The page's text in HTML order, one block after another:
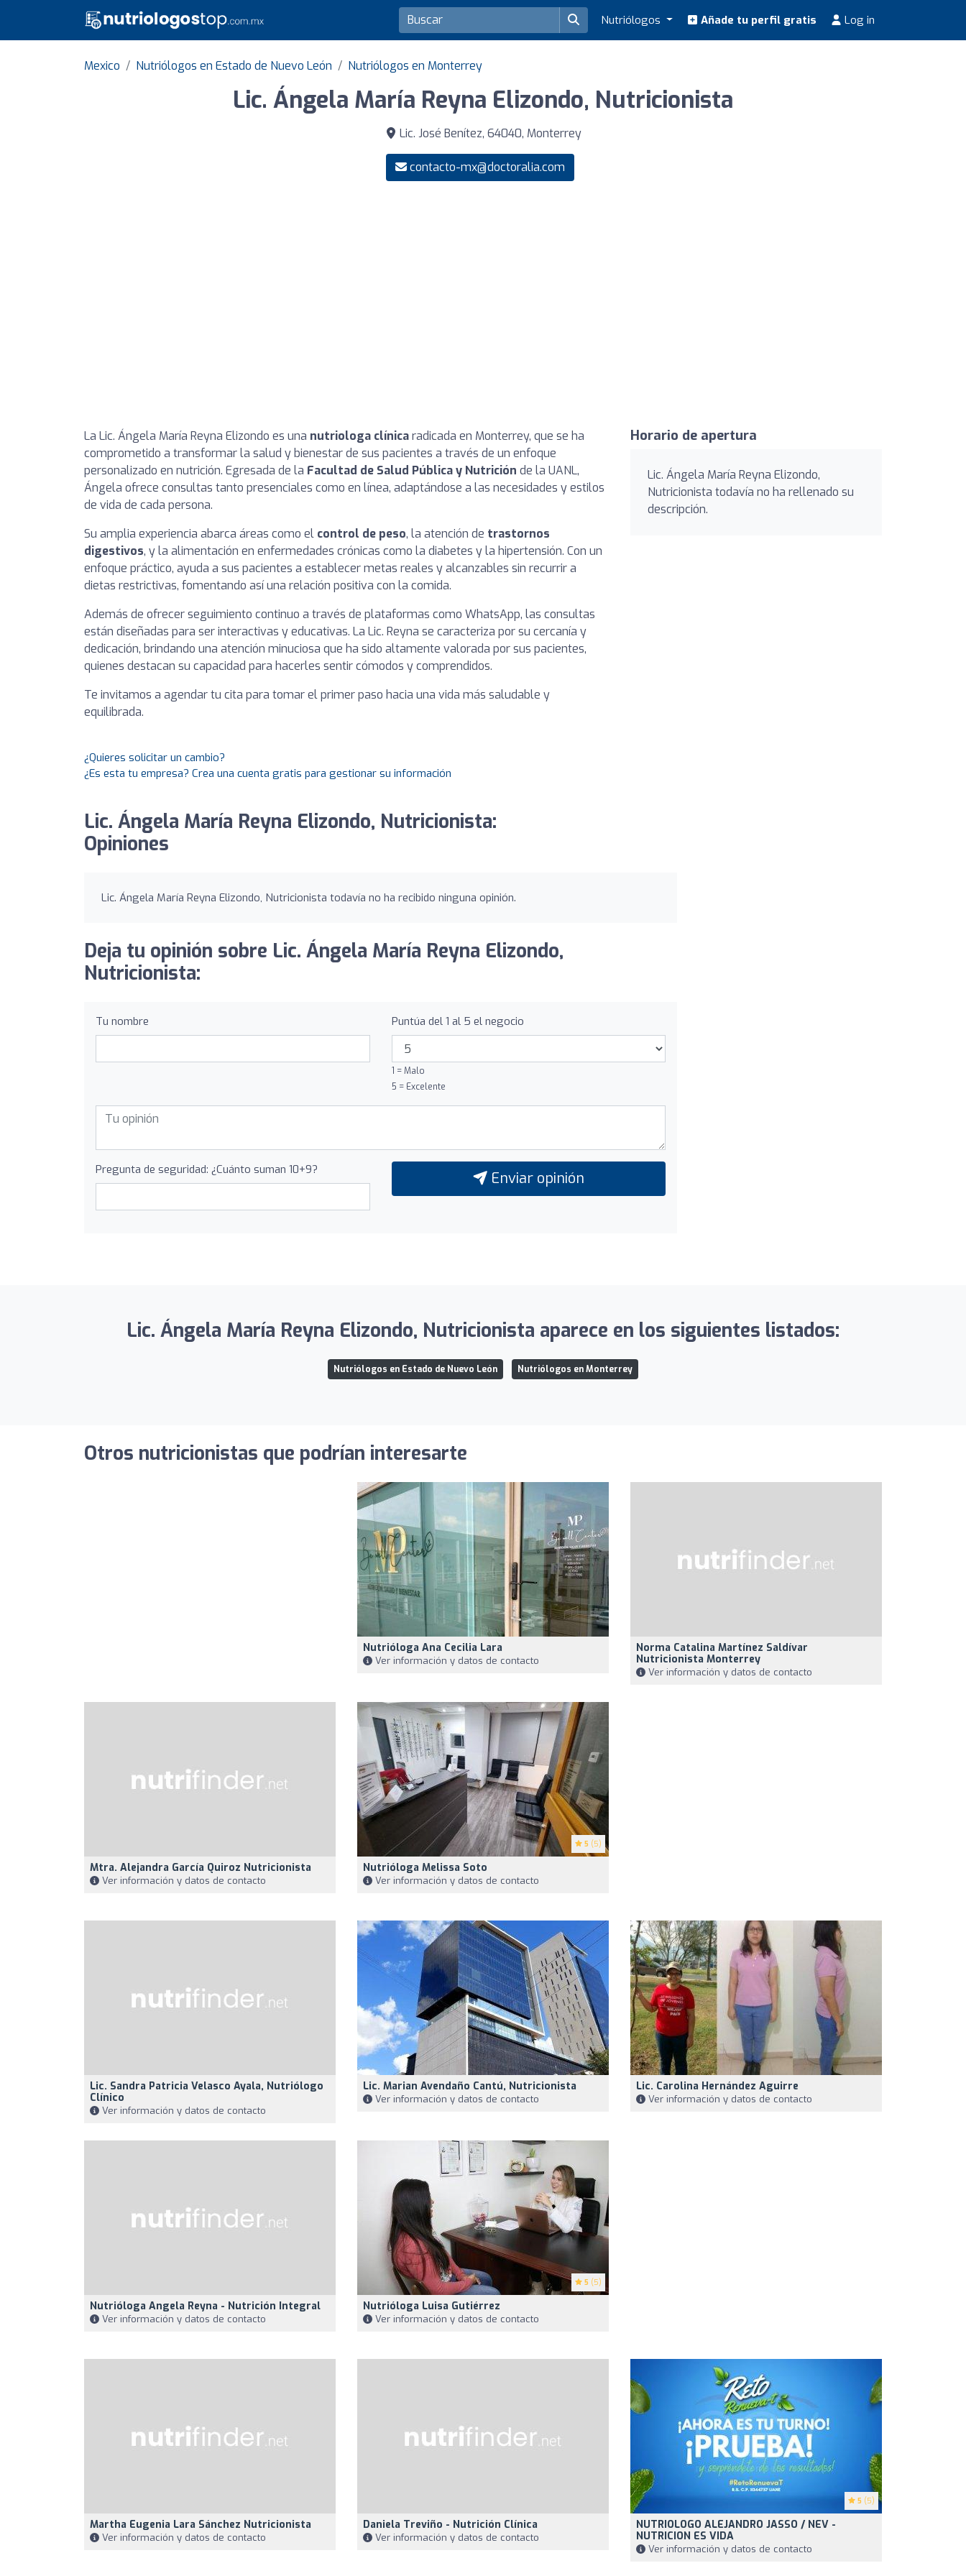
Nutriólogos Añade tu perfil gratis Log in
Mexico Nutriólogos en Estado de Nuevo León Nutriólogos en Monterrey
Lic. Ángela María Reyna Elizondo, Nutricionista
Lic. José Benítez, 64040, Monterrey
contacto-mx@doctoralia.com
La Lic. Ángela María Reyna Elizondo es una nutriologa clínicaradicada en Monterrey, que se ha
comprometido a transformar la salud y bienestar de sus pacientes a través de un enfoque
personalizado en nutrición. Egresada de la Facultad de Salud Pública y Nutrición de la UANL,
Ángela ofrece consultas tanto presenciales como en línea, adaptándose a las necesidades y estilos
de vida de cada persona.
Su amplia experiencia abarca áreas como el control de peso, la atención de trastornos
digestivos, y la alimentación en enfermedades crónicas como la diabetes y la hipertensión. Con un
enfoque práctico, ayuda a sus pacientes a establecer metas reales y alcanzables sin recurrir a
dietas restrictivas, fomentando así una relación positiva con la comida.
Además de ofrecer seguimiento continuo a través de plataformas como WhatsApp, las consultas
están diseñadas para ser interactivas y educativas. La Lic. Reyna se caracteriza por su cercanía y
dedicación, brindando una atención minuciosa que ha sido altamente valorada por sus pacientes,
quienes destacan su capacidad para hacerles sentir cómodos y comprendidos.
Te invitamos a agendar tu cita para tomar el primer paso hacia una vida más saludable y
equilibrada.
Horario de apertura
Lic. Ángela María Reyna Elizondo,
Nutricionista todavía no ha rellenado su
descripción.
¿Quieres solicitar un cambio?
¿Es esta tu empresa? Crea una cuenta gratis para gestionar su información
Lic. Ángela María Reyna Elizondo, Nutricionista:
Opiniones
Lic. Ángela María Reyna Elizondo, Nutricionista todavía no ha recibido ninguna opinión.
Deja tu opinión sobre Lic. Ángela María Reyna Elizondo,
Nutricionista:
Tu nombre Puntúa del 1 al 5 el negocio
1 = Malo
5 = Excelente
Pregunta de seguridad: ¿Cuánto suman 10+9? Enviar opinión
Lic. Ángela María Reyna Elizondo, Nutricionista aparece en los siguientes listados:
Nutriólogos en Estado de Nuevo León Nutriólogos en Monterrey
Otros nutricionistas que podrían interesarte
Nutrióloga Ana Cecilia Lara
Ver información y datos de contacto
Norma Catalina Martínez Saldívar
Nutricionista Monterrey
Ver información y datos de contacto
Mtra. Alejandra García Quiroz Nutricionista
Ver información y datos de contacto
5 (5)
Nutrióloga Melissa Soto
Ver información y datos de contacto
Lic. Sandra Patricia Velasco Ayala, Nutriólogo
Clínico
Ver información y datos de contacto
Lic. Marian Avendaño Cantú, Nutricionista
Ver información y datos de contacto
Lic. Carolina Hernández Aguirre
Ver información y datos de contacto
Nutrióloga Angela Reyna - Nutrición Integral
Ver información y datos de contacto
5 (5)
Nutrióloga Luisa Gutiérrez
Ver información y datos de contacto
Martha Eugenia Lara Sánchez Nutricionista
Ver información y datos de contacto
Daniela Treviño - Nutrición Clínica
Ver información y datos de contacto
5 (5)
NUTRIOLOGO ALEJANDRO JASSO / NEV -
NUTRICION ES VIDA
Ver información y datos de contacto